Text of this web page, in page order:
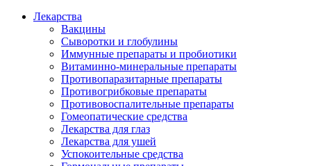
Лекарства
Вакцины
Сыворотки и глобулины
Иммунные препараты и пробиотики
Витаминно-минеральные препараты
Противопаразитарные препараты
Противогрибковые препараты
Противовоспалительные препараты
Гомеопатические средства
Лекарства для глаз
Лекарства для ушей
Успокоительные средства